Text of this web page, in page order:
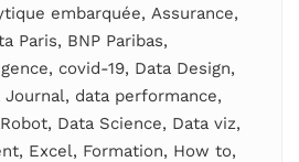
embarquée, Assurance,
Paris, BNP Paribas,
, covid-19, Data Design,
Journal, data performance,
, Data Science, Data viz,
, Excel, Formation, How to,